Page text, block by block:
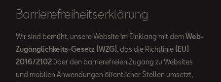
Barrierefreiheitserklärung
Wir sind bemüht, unsere Website im Einklang mit dem Web-
Zugänglichkeits-Gesetz (WZG) , das die Richtlinie (EU)
2016/2102 über den barrierefreien Zugang zu Websites
und mobilen Anwendungen öffentlicher Stellen umsetzt,